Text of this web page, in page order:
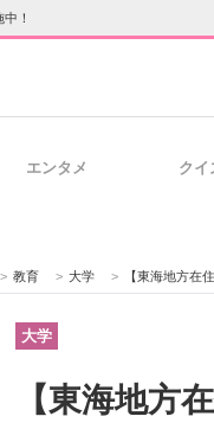
！
のヒント
エンタメ クイ
> 教育 > 大学 > 【東海地方在住者に聞
大学
【東海地方